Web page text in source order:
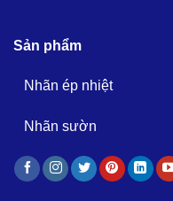
Sản phẩm
Nhãn ép nhiệt
Nhãn sườn